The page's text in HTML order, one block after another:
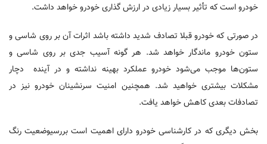
خودرو است که تأثیر بسیار زیادی در ارزش گذاری خودرو خواهد داشت.
در صورتی که خودرو قبلا تصادف شدید داشته باشد اثرات آن بر روی شاسی و
ستون خودرو ماندگار خواهد شد. هر گونه آسیب جدی بر روی شاسی و
ستون‌ها موجب می‌شود خودرو عملکرد بهینه نداشته و در آینده دچار
مشکلات بیشتری خواهید شد. همچنین امنیت سرنشینان خودرو نیز در
تصادفات بعدی کاهش خواهد یافت.
بخش دیگری که در کارشناسی خودرو دارای اهمیت است بررسیوضعیت رنگ